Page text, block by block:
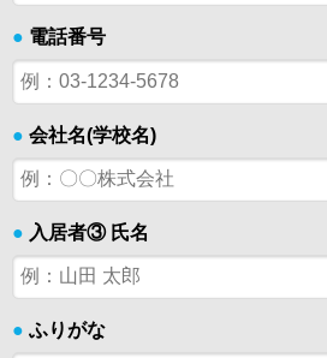
● 電話番号
● 会社名(学校名)
● 入居者③ 氏名
● ふりがな